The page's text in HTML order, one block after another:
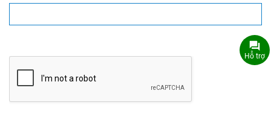
Hỗ trợ